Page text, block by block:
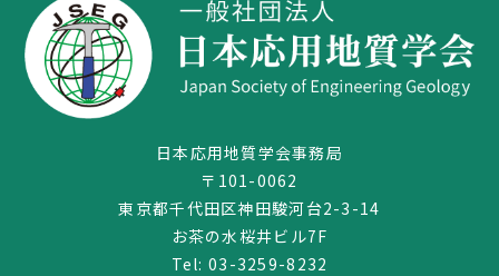
日本応用地質学会事務局
〒101-0062
東京都千代田区神田駿河台2-3-14
お茶の水桜井ビル7F
Tel:03-3259-8232